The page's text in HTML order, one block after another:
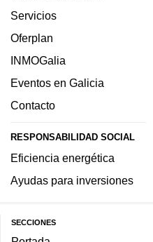
Servicios
Oferplan
INMOGalia
Eventos en Galicia
Contacto
RESPONSABILIDAD SOCIAL
Eficiencia energética
Ayudas para inversiones
SECCIONES